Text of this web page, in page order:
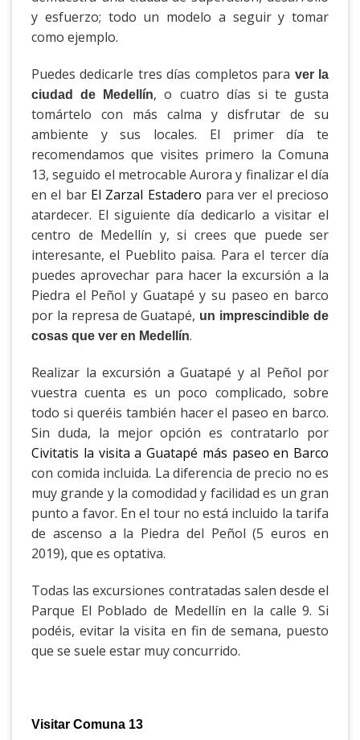
y esfuerzo; todo un modelo a seguir y tomar
como ejemplo.
Puedes dedicarle tres días completos para ver la
ciudad de Medellín, o cuatro días si te gusta
tomártelo con más calma y disfrutar de su
ambiente y sus locales. El primer día te
recomendamos que visites primero la Comuna
13, seguido el metrocable Aurora y finalizar el día
en el bar El Zarzal Estadero para ver el precioso
atardecer. El siguiente día dedicarlo a visitar el
centro de Medellín y, si crees que puede ser
interesante, el Pueblito paisa. Para el tercer día
puedes aprovechar para hacer la excursión a la
Piedra el Peñol y Guatapé y su paseo en barco
por la represa de Guatapé, un imprescindible de
cosas que ver en Medellín.
Realizar la excursión a Guatapé y al Peñol por
vuestra cuenta es un poco complicado, sobre
todo si queréis también hacer el paseo en barco.
Sin duda, la mejor opción es contratarlo por
Civitatis la visita a Guatapé más paseo en Barco
con comida incluida. La diferencia de precio no es
muy grande y la comodidad y facilidad es un gran
punto a favor. En el tour no está incluido la tarifa
de ascenso a la Piedra del Peñol (5 euros en
2019), que es optativa.
Todas las excursiones contratadas salen desde el
Parque El Poblado de Medellín en la calle 9. Si
podéis, evitar la visita en fin de semana, puesto
que se suele estar muy concurrido.
Visitar Comuna 13